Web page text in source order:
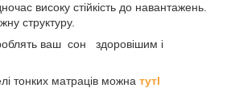
високу стійкість до навантажень.
структуру.
ваш сон здоровішим і
тонких матраців можна тутl